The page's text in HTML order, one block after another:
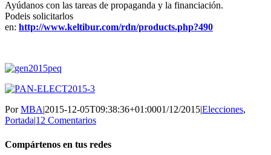
Ayúdanos con las tareas de propaganda y la financiación.
Podeis solicitarlos
en: http://www.keltibur.com/rdn/products.php?490
PorMBA|2015-12-05T09:38:36+01:0001/12/2015|Elecciones,
Portada|12 Comentarios
Compártenos en tus redes